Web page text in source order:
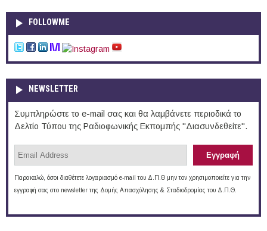
FOLLOWME
NEWSLETTER
Συμπληρώστε το e-mail σας και θα λαμβάνετε περιοδικά το
Δελτίο Τύπου της Ραδιοφωνικής Εκπομπής "Διασυνδεθείτε".
Παρακαλώ, όσοι διαθέτετε λογαριασμό e-mail του Δ.Π.Θ μην τον χρησιμοποιείτε για την
εγγραφή σας στο newsletter της Δομής Απασχόλησης & Σταδιοδρομίας του Δ.Π.Θ.